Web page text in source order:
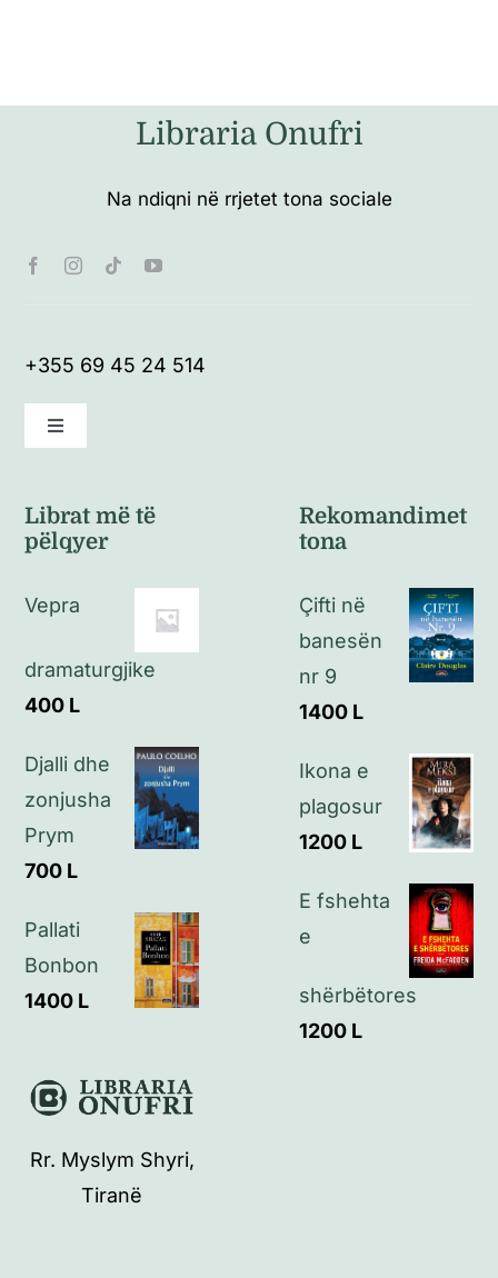
Libraria Onufri
Na ndiqni në rrjetet tona sociale
+355 69 45 24 514
Toggle
Politikat e kthimeve
Politikat e privatësisë
Librat më të
pëlqyer
Vepra
dramaturgjike
400 L
Djalli dhe
zonjusha
Prym
700 L
Pallati
Bonbon
1400 L
Rekomandimet
tona
Çifti në
banesën
nr 9
1400 L
Ikona e
plagosur
1200 L
E fshehta
e
shërbëtores
1200 L
Rr. Myslym Shyri,
Tiranë